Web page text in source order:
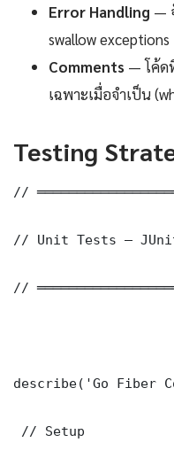
Error Handling —
swallow exceptions
Comments — โค้ด
เฉพาะเมื่อจำเป็น
Testing
//
// Unit Tests —
//
describe('Go Fiber
// Setup